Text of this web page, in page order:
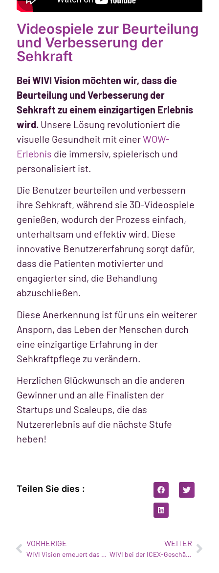
Videospiele zur Beurteilung
und Verbesserung der
Sehkraft
Bei WIVI Vision möchten wir, dass die
Beurteilung und Verbesserung der
Sehkraft zu einem einzigartigen Erlebnis
wird. Unsere Lösung revolutioniert die
visuelle Gesundheit mit einerWOW-
Erlebnis die immersiv, spielerisch und
personalisiert ist.
Die Benutzer beurteilen und verbessern
ihre Sehkraft, während sie 3D-Videospiele
genießen, wodurch der Prozess einfach,
unterhaltsam und effektiv wird. Diese
innovative Benutzererfahrung sorgt dafür,
dass die Patienten motivierter und
engagierter sind, die Behandlung
abzuschließen.
Diese Anerkennung ist für uns ein weiterer
Ansporn, das Leben der Menschen durch
eine einzigartige Erfahrung in der
Sehkraftpflege zu verändern.
Herzlichen Glückwunsch an die anderen
Gewinner und an alle Finalisten der
Startups und Scaleups, die das
Nutzererlebnis auf die nächste Stufe
heben!
Teilen Sie dies :
VORHERIGE
WIVI Vision erneuert das Siegel "Innovativer Mittelstand
WEITER
WIVI bei der ICEX-Geschäftssitzung in Houston